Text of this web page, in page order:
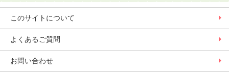
このサイトについて
よくあるご質問
お問い合わせ